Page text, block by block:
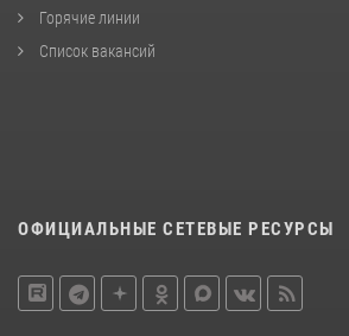
Горячие линии
Список вакансий
ОФИЦИАЛЬНЫЕ СЕТЕВЫЕ РЕСУРСЫ